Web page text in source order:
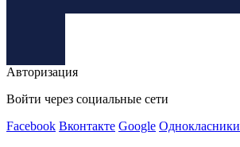
Авторизация
Войти через социальные сети
Facebook Вконтакте Google Однокласники